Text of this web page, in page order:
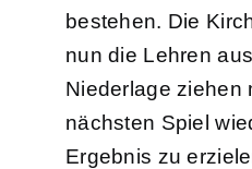
bestehen. Die
nun die Lehren
Niederlage ziehen
nächsten Spiel
Ergebnis zu